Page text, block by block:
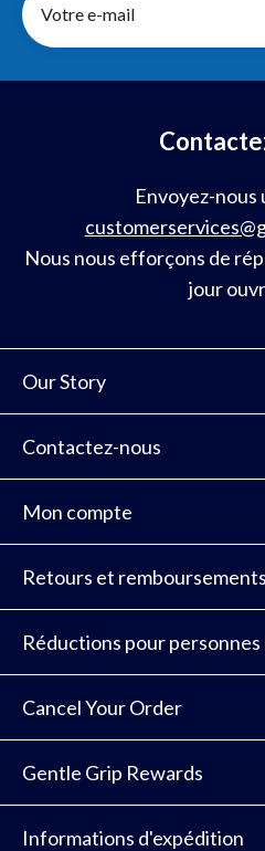
vous
à
notre
Our Story
Contactez-nous
Mon compte
Retours et remboursements
Réductions pour
Cancel Your Order
Gentle Grip Rewards
Informations d'expédition
Envoyez-nous
Nous nous efforçons de
jour